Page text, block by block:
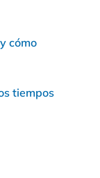
cómo
tiempos